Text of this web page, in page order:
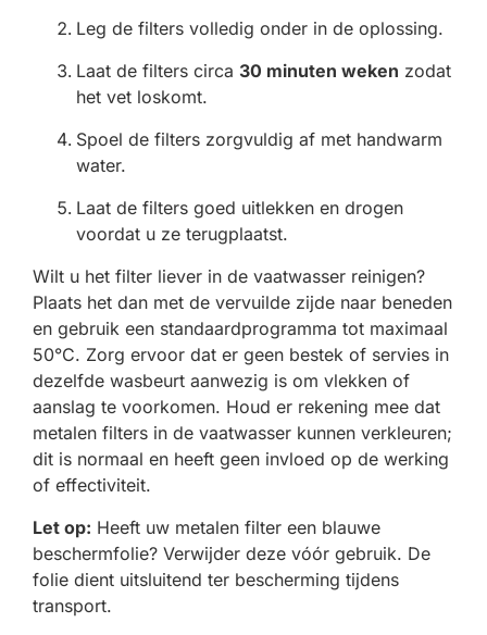
Leg de filters volledig onder in de oplossing.
Laat de filters circa 30 minuten weken zodat
het vet loskomt.
Spoel de filters zorgvuldig af met handwarm
water.
Laat de filters goed uitlekken en drogen
voordat u ze terugplaatst.
Wilt u het filter liever in de vaatwasser reinigen?
Plaats het dan met de vervuilde zijde naar beneden
en gebruik een standaardprogramma tot maximaal
50°C. Zorg ervoor dat er geen bestek of servies in
dezelfde wasbeurt aanwezig is om vlekken of
aanslag te voorkomen. Houd er rekening mee dat
metalen filters in de vaatwasser kunnen verkleuren;
dit is normaal en heeft geen invloed op de werking
of effectiviteit.
Let op: Heeft uw metalen filter een blauwe
beschermfolie? Verwijder deze vóór gebruik. De
folie dient uitsluitend ter bescherming tijdens
transport.